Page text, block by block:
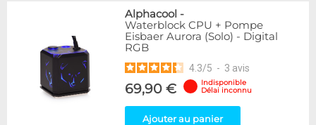
Alphacool -
Waterblock CPU + Pompe
Eisbaer Aurora (Solo) - Digital
RGB
4.3/5 - 3 avis
69,90 €
Indisponible
Délai inconnu
Ajouter au panier